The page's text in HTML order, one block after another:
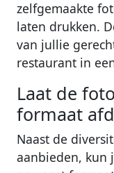
zelfgemaakte
laten drukken.
van jullie
restaurant in
Laat de
formaat
Naast de
aanbieden, kun